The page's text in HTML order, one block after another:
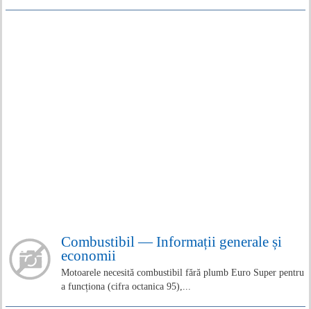
Combustibil — Informații generale și
economii
Motoarele necesită combustibil fără plumb Euro Super pentru
a funcționa (cifra octanica 95),...